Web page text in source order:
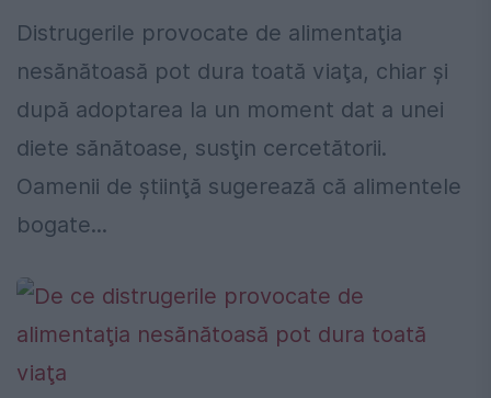
Distrugerile provocate de alimentaţia
nesănătoasă pot dura toată viaţa, chiar şi
după adoptarea la un moment dat a unei
diete sănătoase, susţin cercetătorii.
Oamenii de ştiinţă sugerează că alimentele
bogate...